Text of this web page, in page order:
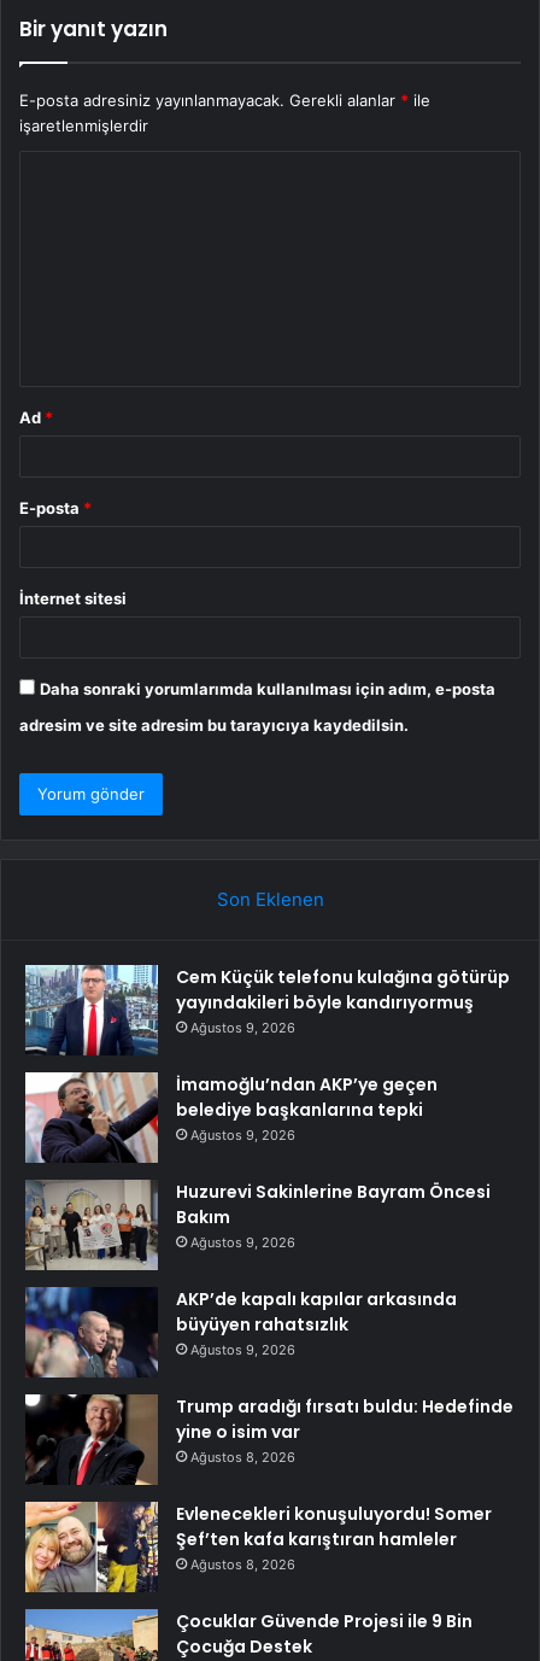
Bir yanıt yazın
E-posta adresiniz yayınlanmayacak. Gerekli alanlar * ile
işaretlenmişlerdir
Ad *
E-posta *
İnternet sitesi
Daha sonraki yorumlarımda kullanılması için adım, e-posta
adresim ve site adresim bu tarayıcıya kaydedilsin.
Son Eklenen
Cem Küçük telefonu kulağına götürüp
yayındakileri böyle kandırıyormuş
Ağustos 9, 2026
İmamoğlu’ndan AKP’ye geçen
belediye başkanlarına tepki
Ağustos 9, 2026
Huzurevi Sakinlerine Bayram Öncesi
Bakım
Ağustos 9, 2026
AKP’de kapalı kapılar arkasında
büyüyen rahatsızlık
Ağustos 9, 2026
Trump aradığı fırsatı buldu: Hedefinde
yine o isim var
Ağustos 8, 2026
Evlenecekleri konuşuluyordu! Somer
Şef’ten kafa karıştıran hamleler
Ağustos 8, 2026
Çocuklar Güvende Projesi ile 9 Bin
Çocuğa Destek